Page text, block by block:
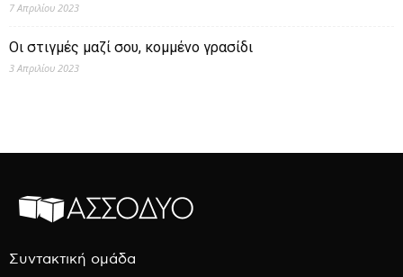
7 Απριλίου 2023
Οι στιγμές μαζί σου, κομμένο γρασίδι
3 Απριλίου 2023
Συντακτική ομάδα